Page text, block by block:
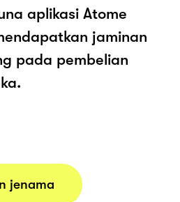
aplikasi Atome
jaminan
pada pembelian
jenama